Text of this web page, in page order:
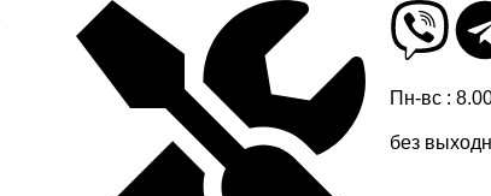
Пн-вс :
без